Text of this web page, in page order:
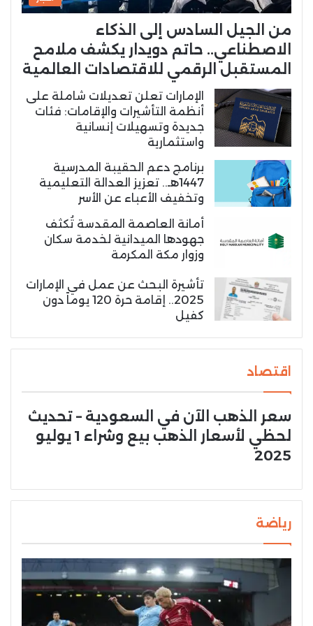
من الجيل السادس إلى الذكاء
الاصطناعي.. حاتم دويدار يكشف ملامح
المستقبل الرقمي للاقتصادات العالمية
الإمارات تعلن تعديلات شاملة على
أنظمة التأشيرات والإقامات: فئات
جديدة وتسهيلات إنسانية
واستثمارية
برنامج دعم الحقيبة المدرسية
1447هـ.. تعزيز العدالة التعليمية
وتخفيف الأعباء عن الأسر
أمانة العاصمة المقدسة تُكثف
جهودها الميدانية لخدمة سكان
وزوار مكة المكرمة
تأشيرة البحث عن عمل في الإمارات
2025.. إقامة حرة 120 يوماً دون
كفيل
اقتصاد
سعر الذهب الآن في السعودية – تحديث
لحظي لأسعار الذهب بيع وشراء 1 يوليو
2025
رياضة